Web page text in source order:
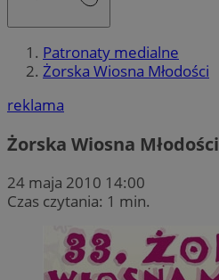
Patronaty medialne
Żorska Wiosna Młodości
reklama
Żorska Wiosna Młodości
24 maja 2010 14:00
Czas czytania: 1 min.